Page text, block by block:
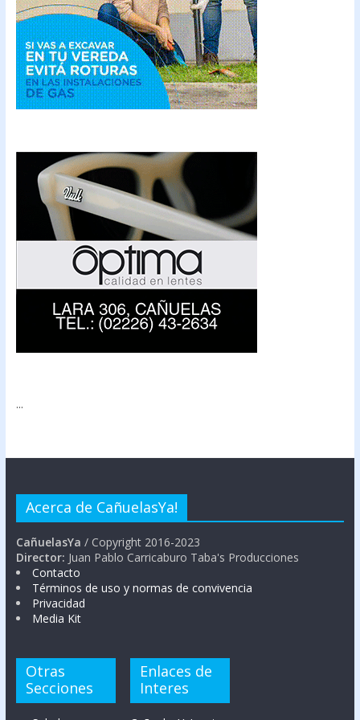
...
Acerca de CañuelasYa!
CañuelasYa / Copyright 2016-2023
Director: Juan Pablo Carricaburo Taba's Producciones
Contacto
Términos de uso y normas de convivencia
Privacidad
Media Kit
Otras
Secciones
Enlaces de
Interes